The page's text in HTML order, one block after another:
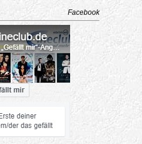
Facebook